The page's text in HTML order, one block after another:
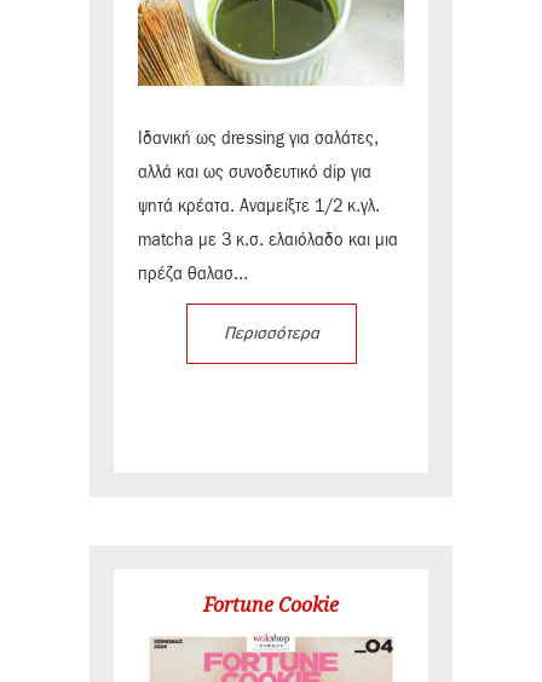
Ιδανική ως dressing για σαλάτες,
αλλά και ως συνοδευτικό dip για
ψητά κρέατα. Αναμείξτε 1/2 κ.γλ.
matcha με 3 κ.σ. ελαιόλαδο και μια
πρέζα θαλασ...
Περισσότερα
Fortune Cookie